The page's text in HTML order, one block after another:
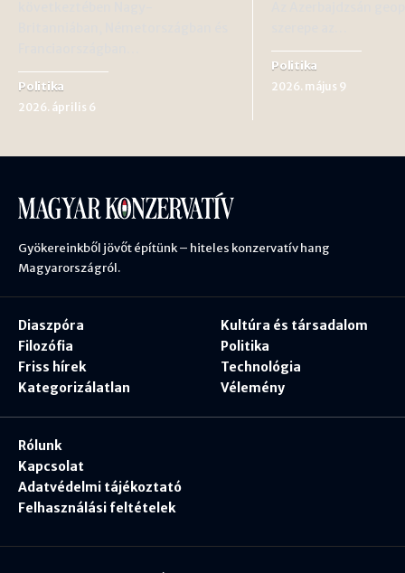
Politika
2026. április 6
Politika
2026. május 9
Gyökereinkből jövőt építünk – hiteles konzervatív hang
Magyarországról.
Diaszpóra
Filozófia
Friss hírek
Kategorizálatlan
Kultúra és társadalom
Politika
Technológia
Vélemény
Rólunk
Kapcsolat
Adatvédelmi tájékoztató
Felhasználási feltételek